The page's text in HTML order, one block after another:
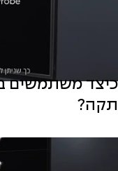
כיצד משתמשים
תקה?